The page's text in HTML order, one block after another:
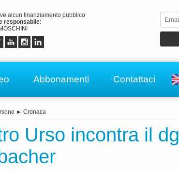
alcun finanziamento pubblico
responsabile:
Abbonamenti Contattaci
► Cronaca
Urso incontra il dg